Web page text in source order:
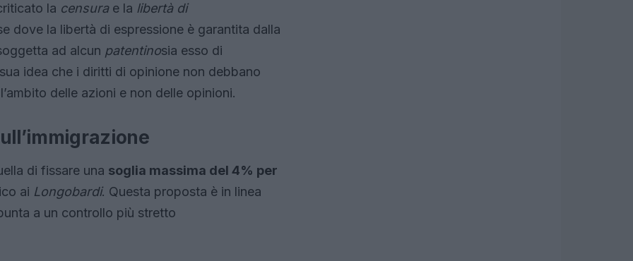
la censurae la libertà di
dove la libertà di espressione è garantita dalla
ad alcun patentinosia esso di
idea che i diritti di opinione non debbano
delle azioni e non delle opinioni.
di fissare una soglia massima del 4% per
ai Longobardi. Questa proposta è in linea
a un controllo più stretto